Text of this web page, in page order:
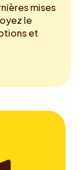
mises
le
et